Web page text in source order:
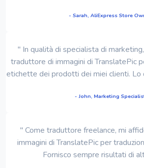
- Sarah, AliExpress Store
" In qualità di specialista di
traduttore di immagini di TranslatePic
etichette dei prodotti dei miei clienti. Lo
- John, Marketing
" Come traduttore freelance, mi
immagini di TranslatePic per
Fornisco sempre risultati di